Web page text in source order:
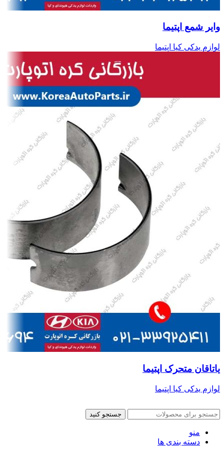
وایر شمع اپتیما
لوازم یدکی کیا اپتیما
یاتاقان متحرک اپتیما
لوازم یدکی کیا اپتیما
جستجو کنید
منو
دسته بندی ها